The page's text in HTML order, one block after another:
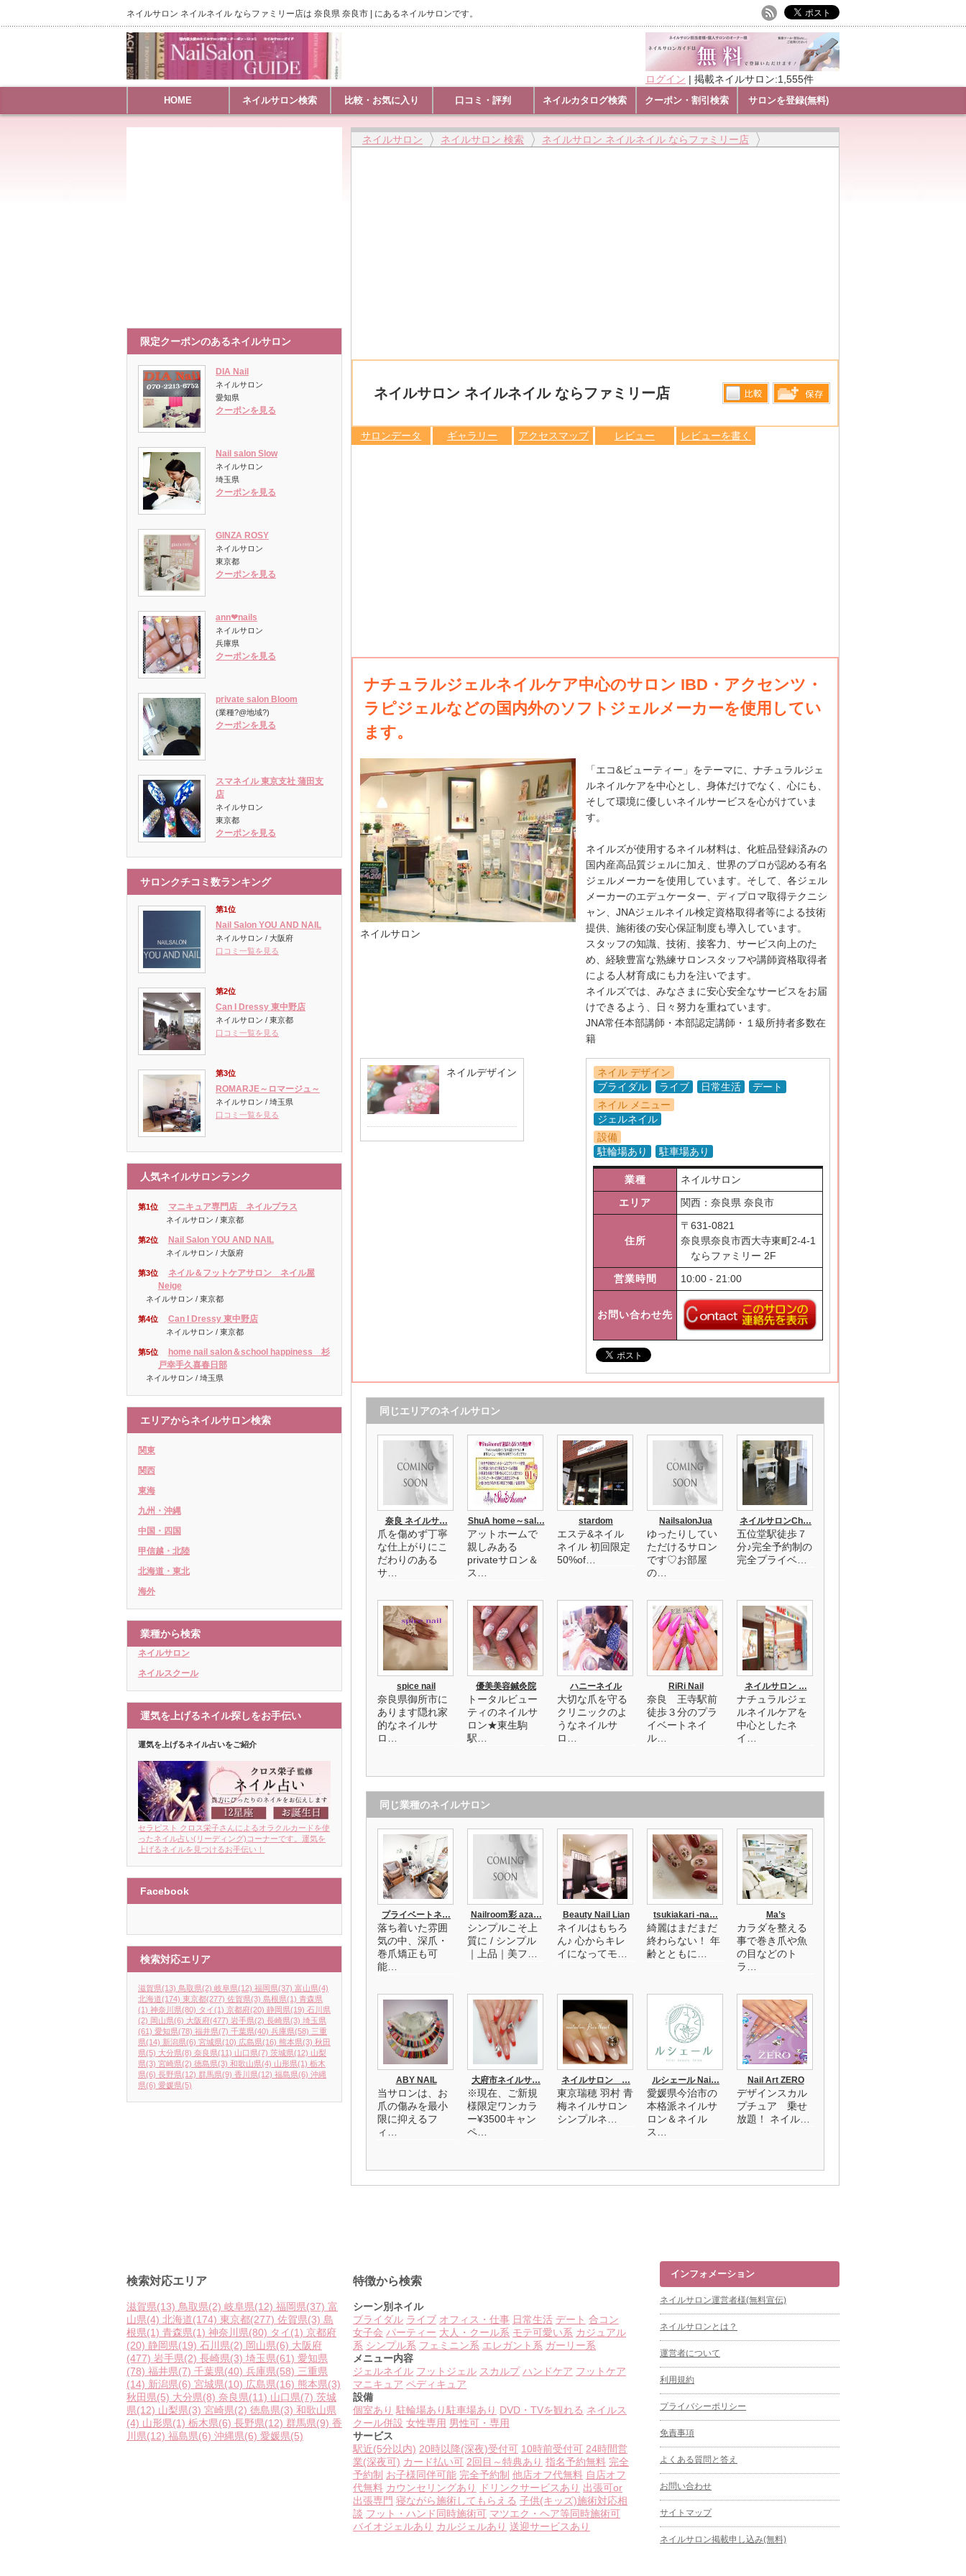
ネイルサロン ネイルネイル ならファミリー店は 奈良県 奈良市 | にあるネイルサロンです。
HOME ネイルサロン検索 比較・お気に入り 口コミ・評判 ネイルカタログ検索 クーポン・割引検索 サロンを登録(無料)
ログイン | 掲載ネイルサロン:1,555件
ネイルサロン ネイルサロン 検索 ネイルサロン ネイルネイル ならファミリー店
ネイルサロン ネイルネイル ならファミリー店
る
サロンデータ ギャラリー アクセスマップ レビュー レビューを書く
ナチュラルジェルネイルケア中心のサロン IBD・アクセンツ・
ラピジェルなどの国内外のソフトジェルメーカーを使用してい
ます。
ネイルサロン
「エコ&ビューティー」をテーマに、ナチュラルジェ
ルネイルケアを中心とし、身体だけでなく、心にも、
そして環境に優しいネイルサービスを心がけていま
す。
ネイルズが使用するネイル材料は、化粧品登録済みの
国内産高品質ジェルに加え、世界のプロが認める有名
ジェルメーカーを使用しています。そして、各ジェル
メーカーのエデュケーター、ディプロマ取得テクニシ
ャン、JNAジェルネイル検定資格取得者等による技術
提供、施術後の安心保証制度も導入しています。
スタッフの知識、技術、接客力、サービス向上のた
め、経験豊富な熟練サロンスタッフや講師資格取得者
による人材育成にも力を注いでます。
ネイルズでは、みなさまに安心安全なサービスをお届
けできるよう、日々努力を重ねています。
JNA常任本部講師・本部認定講師・１級所持者多数在
籍
ネイルデザイン
ネイル デザイン
ブライダル
ライブ 日常生活
デート
ネイル メニュー
ジェルネイル
設備
駐輪場あり
駐車場あり
業種
ネイルサロン
エリア
関西：奈良県 奈良市
住所
〒 631-0821
奈良県奈良市西大寺東町2-4-1
ならファミリー 2F
営業時間
10:00 - 21:00
お問い合わせ先
同じエリアのネイルサロン
奈良 ネイルサ…
爪を傷めず丁寧
な仕上がりにこ
だわりのある
サ…
ShuA home～sal…
アットホームで
親しみある
privateサロン＆
ス…
stardom
エステ&ネイル
ネイル 初回限定
50%of…
NailsalonJua
ゆったりしてい
ただけるサロン
です♡お部屋
の…
ネイルサロンCh…
五位堂駅徒歩７
分♪完全予約制の
完全プライベ…
spice nail
奈良県御所市に
あります隠れ家
的なネイルサ
ロ…
優美美容鍼灸院
トータルビュー
ティのネイルサ
ロン★東生駒
駅…
ハニーネイル
大切な爪を守る
クリニックのよ
うなネイルサ
ロ…
RiRi Nail
奈良 王寺駅前
徒歩３分のプラ
イベートネイ
ル…
ネイルサロン …
ナチュラルジェ
ルネイルケアを
中心としたネ
イ…
同じ業種のネイルサロン
プライベートネ…
落ち着いた雰囲
気の中、深爪・
巻爪矯正も可
能…
Nailroom彩 aza…
シンプルこそ上
質に / シンプル
｜上品｜美フ…
Beauty Nail Lian
ネイルはもちろ
ん♪ 心からキレ
イになってモ…
tsukiakari -na…
綺麗はまだまだ
終わらない！ 年
齢とともに…
Ma’s
カラダを整える
事で巻き爪や魚
の目などのト
ラ…
ABY NAIL
当サロンは、お
爪の傷みを最小
限に抑えるフ
ィ…
大府市ネイルサ…
※現在、ご新規
様限定ワンカラ
ー¥3500キャン
ペ…
ネイルサロン …
東京瑞穂 羽村 青
梅ネイルサロン
シンプルネ…
ルシェール Nai…
愛媛県今治市の
本格派ネイルサ
ロン＆ネイル
ス…
Nail Art ZERO
デザインスカル
プチュア 乗せ
放題！ ネイル…
限定クーポンのあるネイルサロン
DIA Nail
ネイルサロン
愛知県
クーポンを見る
Nail salon Slow
ネイルサロン
埼玉県
クーポンを見る
GINZA ROSY
ネイルサロン
東京都
クーポンを見る
ann❤︎nails
ネイルサロン
兵庫県
クーポンを見る
private salon Bloom
(業種?@地域?)
クーポンを見る
スマネイル 東京支社 蒲田支
店
ネイルサロン
東京都
クーポンを見る
サロンクチコミ数ランキング
第1位
Nail Salon YOU AND NAIL
ネイルサロン / 大阪府
口コミ一覧を見る
第2位
Can I Dressy 東中野店
ネイルサロン / 東京都
口コミ一覧を見る
第3位
ROMARJE～ロマージュ～
ネイルサロン / 埼玉県
口コミ一覧を見る
人気ネイルサロンランク
第1位 マニキュア専門店 ネイルプラス
ネイルサロン / 東京都
第2位 Nail Salon YOU AND NAIL
ネイルサロン / 大阪府
第3位
ネイル＆フットケアサロン ネイル屋
Neige
ネイルサロン / 東京都
第4位 Can I Dressy 東中野店
ネイルサロン / 東京都
第5位
home nail salon＆school happiness 杉
戸幸手久喜春日部
ネイルサロン / 埼玉県
エリアからネイルサロン検索
関東
関西
東海
九州・沖縄
中国・四国
甲信越・北陸
北海道・東北
海外
業種から検索
ネイルサロン
ネイルスクール
運気を上げるネイル探しをお手伝い
運気を上げるネイル占いをご紹介
セラピスト クロス栄子さんによるオラクルカードを使
ったネイル占い(リーディング)コーナーです。運気を
上げるネイルを見つけるお手伝い！
Facebook
検索対応エリア
滋賀県(13) 鳥取県(2) 岐阜県(12) 福岡県(37) 富山県(4)
北海道(174) 東京都(277) 佐賀県(3) 島根県(1) 青森県
(1) 神奈川県(80) タイ(1) 京都府(20) 静岡県(19) 石川県
(2) 岡山県(6) 大阪府(477) 岩手県(2) 長崎県(3) 埼玉県
(61) 愛知県(78) 福井県(7) 千葉県(40) 兵庫県(58) 三重
県(14) 新潟県(6) 宮城県(10) 広島県(16) 熊本県(3) 秋田
県(5) 大分県(8) 奈良県(11) 山口県(7) 茨城県(12) 山梨
県(3) 宮崎県(2) 徳島県(3) 和歌山県(4) 山形県(1) 栃木
県(6) 長野県(12) 群馬県(9) 香川県(12) 福島県(6) 沖縄
県(6) 愛媛県(5)
検索対応エリア
滋賀県(13) 鳥取県(2) 岐阜県(12) 福岡県(37) 富
山県(4) 北海道(174) 東京都(277) 佐賀県(3) 島
根県(1) 青森県(1) 神奈川県(80) タイ(1) 京都府
(20) 静岡県(19) 石川県(2) 岡山県(6) 大阪府
(477) 岩手県(2) 長崎県(3) 埼玉県(61) 愛知県
(78) 福井県(7) 千葉県(40) 兵庫県(58) 三重県
(14) 新潟県(6) 宮城県(10) 広島県(16) 熊本県(3)
秋田県(5) 大分県(8) 奈良県(11) 山口県(7) 茨城
県(12) 山梨県(3) 宮崎県(2) 徳島県(3) 和歌山県
(4) 山形県(1) 栃木県(6) 長野県(12) 群馬県(9) 香
川県(12) 福島県(6) 沖縄県(6) 愛媛県(5)
特徴から検索
シーン別ネイル
ブライダル ライブ オフィス・仕事 日常生活 デート 合コン
女子会 パーティー 大人・クール系 モテ可愛い系 カジュアル
系 シンプル系 フェミニン系 エレガント系 ガーリー系
メニュー内容
ジェルネイル フットジェル スカルプ ハンドケア フットケア
マニキュア ペディキュア
設備
個室あり 駐輪場あり駐車場あり DVD・TVを観れる ネイルス
クール併設 女性専用 男性可・専用
サービス
駅近(5分以内) 20時以降(深夜)受付可 10時前受付可 24時間営
業(深夜可) カード払い可 2回目～特典あり 指名予約無料 完全
予約制 お子様同伴可能 完全予約制 他店オフ代無料 自店オフ
代無料 カウンセリングあり ドリンクサービスあり 出張可or
出張専門 寝ながら施術してもらえる 子供(キッズ)施術対応相
談 フット・ハンド同時施術可 マツエク・ヘア等同時施術可
バイオジェルあり カルジェルあり 送迎サービスあり
インフォメーション
ネイルサロン運営者様(無料宣伝)
ネイルサロンとは？
運営者について
利用規約
プライバシーポリシー
免責事項
よくある質問と答え
お問い合わせ
サイトマップ
ネイルサロン掲載申し込み(無料)